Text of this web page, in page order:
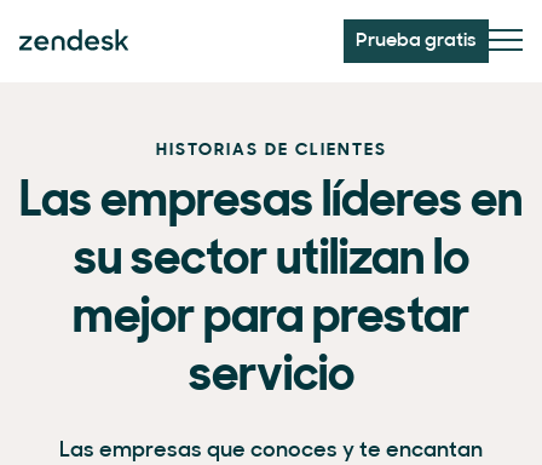
Prueba gratis
HISTORIAS DE CLIENTES
Las empresas líderes en
su sector utilizan lo
mejor para prestar
servicio
Las empresas que conoces y te encantan